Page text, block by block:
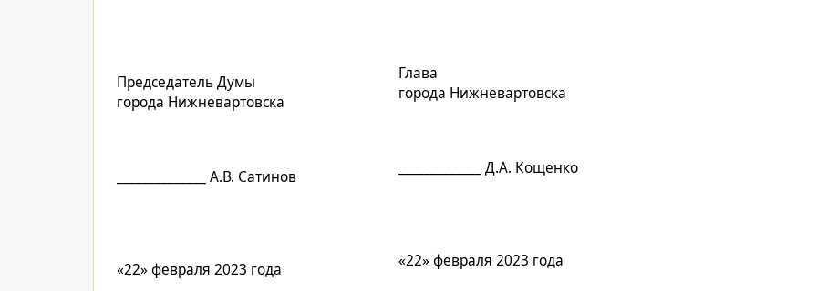
Председатель Думы
города Нижневартовска
______________ А.В. Сатинов
«22» февраля 2023 года
Глава
города Нижневартовска
_____________ Д.А. Кощенко
«22» февраля 2023 года